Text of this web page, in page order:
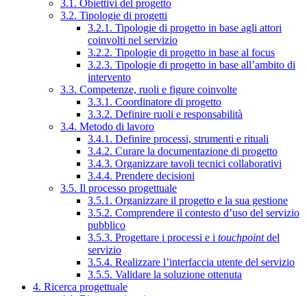
3.1. Obiettivi del progetto
3.2. Tipologie di progetti
3.2.1. Tipologie di progetto in base agli attori
coinvolti nel servizio
3.2.2. Tipologie di progetto in base al focus
3.2.3. Tipologie di progetto in base all’ambito di
intervento
3.3. Competenze, ruoli e figure coinvolte
3.3.1. Coordinatore di progetto
3.3.2. Definire ruoli e responsabilità
3.4. Metodo di lavoro
3.4.1. Definire processi, strumenti e rituali
3.4.2. Curare la documentazione di progetto
3.4.3. Organizzare tavoli tecnici collaborativi
3.4.4. Prendere decisioni
3.5. Il processo progettuale
3.5.1. Organizzare il progetto e la sua gestione
3.5.2. Comprendere il contesto d’uso del servizio
pubblico
3.5.3. Progettare i processi e i touchpointdel
servizio
3.5.4. Realizzare l’interfaccia utente del servizio
3.5.5. Validare la soluzione ottenuta
4. Ricerca progettuale